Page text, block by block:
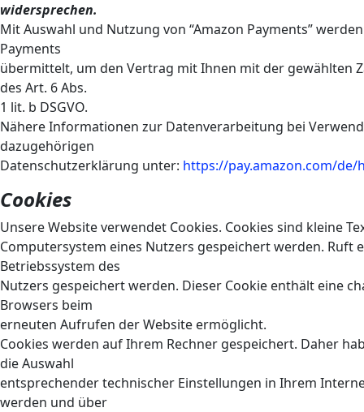
widersprechen.
Mit Auswahl und Nutzung von “Amazon Payments”
Payments
übermittelt, um den Vertrag mit Ihnen mit der gewählten
des Art. 6 Abs.
1 lit. b DSGVO.
Nähere Informationen zur Datenverarbeitung bei
dazugehörigen
Datenschutzerklärung unter: https://pay.amazon.com/de/
Cookies
Unsere Website verwendet Cookies. Cookies sind kleine
Computersystem eines Nutzers gespeichert werden. Ruft
Betriebssystem des
Nutzers gespeichert werden. Dieser Cookie enthält eine
Browsers beim
erneuten Aufrufen der Website ermöglicht.
Cookies werden auf Ihrem Rechner gespeichert. Daher
die Auswahl
entsprechender technischer Einstellungen in Ihrem
werden und über